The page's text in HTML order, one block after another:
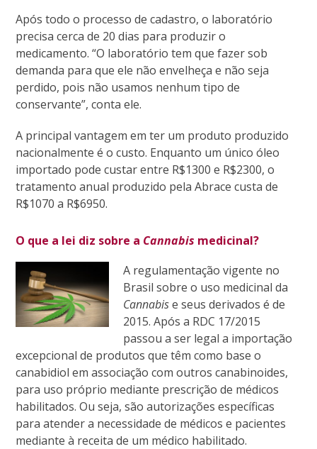
Após todo o processo de cadastro, o laboratório
precisa cerca de 20 dias para produzir o
medicamento. “O laboratório tem que fazer sob
demanda para que ele não envelheça e não seja
perdido, pois não usamos nenhum tipo de
conservante”, conta ele.
A principal vantagem em ter um produto produzido
nacionalmente é o custo. Enquanto um único óleo
importado pode custar entre R$1300 e R$2300, o
tratamento anual produzido pela Abrace custa de
R$1070 a R$6950.
O que a lei diz sobre a Cannabis medicinal?
A regulamentação vigente no
Brasil sobre o uso medicinal da
Cannabise seus derivados é de
2015. Após a RDC 17/2015
passou a ser legal a importação
excepcional de produtos que têm como base o
canabidiol em associação com outros canabinoides,
para uso próprio mediante prescrição de médicos
habilitados. Ou seja, são autorizações específicas
para atender a necessidade de médicos e pacientes
mediante à receita de um médico habilitado.